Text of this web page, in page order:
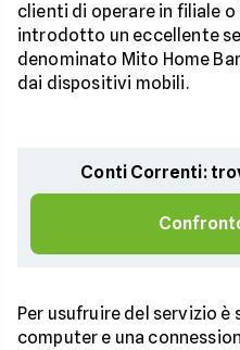
clienti di operare in filiale o
introdotto un eccellente
denominato Mito Home
dai dispositivi mobili.
Conti Correnti:
Per usufruire del servizio
computer e una